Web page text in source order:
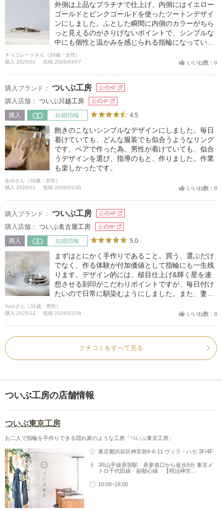
外側は上品なプラチナで仕上げ、内側にはイエロー
ゴールドとピンクゴールドを使ったツートンデザイ
ンにしました。ふとした瞬間に内側のカラーがちら
っと見えるのがさりげないポイントで、シンプルな
中にも個性と温かみを感じられる指輪になっていま
す。普段は落ち着いた印象ですが、手元を動かした
ときに見える色合いが特別感を演出してくれるとこ
チョコレートさん（29歳・女性）
購入 2026/02
投稿 2026/03/07 いいね数：0
購入ブランド： ついぶ工房 公式HP
購入店舗： ついぶ川越工房 公式HP
購入 結婚指輪 4.5
飽きのこないシンプルなデザインにしました。毎日
着けていても、どんな服装でも似合うようなリング
です。ペアで作った為、男性が着けていても、似合
うデザインを選び、指導のもと、作りました。作業
も楽しかったです。
あゆさん（38歳・女性）
購入 2026/01
投稿 2026/01/30 いいね数：0
購入ブランド： ついぶ工房 公式HP
購入店舗： ついぶ名古屋工房 公式HP
購入 結婚指輪 5.0
まずはとにかく手作りであること。買う、選ぶだけ
でなく、作る体験が付加価値として指輪にも一生残
ります。デザイン的には、槌目仕上げ&輝く星を連
想させる刻印がこだわりポイントですが、毎日付け
たいので日常に馴染むようにしました。また、妻の
リングにはダイヤを入れました。
Yutoさん（31歳・男性）
購入 2025/12
投稿 2026/01/28 いいね数：0
クチコミをすべて見る
ついぶ工房の店舗情報
ついぶ東京工房
お二人で指輪を手作りできる隠れ家のような工房「ついぶ東京工房」
東京都渋谷区神宮前6-6-11 ヴィラ・ハセ 3F/4F
JR山手線原宿駅 表参道口から徒歩5分 東京メ
トロ千代田線・副都心線 【明治神宮…
10:00~18:00